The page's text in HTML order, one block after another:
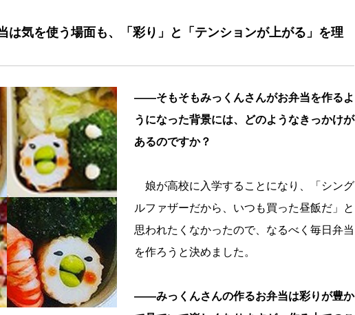
は気を使う場面も、「彩り」と「テンションが上がる」を理
――そもそもみっくんさんがお弁当を作るよ
うになった背景には、どのようなきっかけが
あるのですか？
娘が高校に入学することになり、「シング
ルファザーだから、いつも買った昼飯だ」と
思われたくなかったので、なるべく毎日弁当
を作ろうと決めました。
――みっくんさんの作るお弁当は彩りが豊か